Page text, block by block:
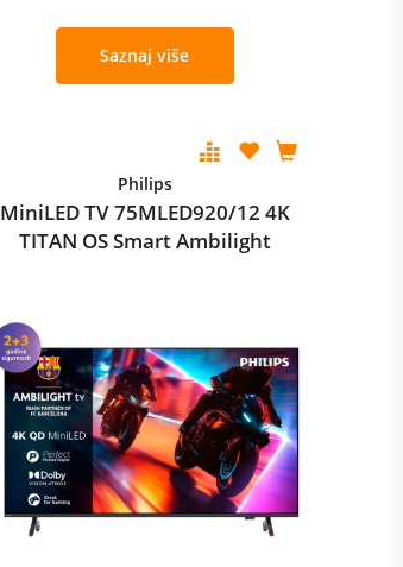
Saznaj više
Philips
MiniLED TV 75MLED920/12 4K
TITAN OS Smart Ambilight